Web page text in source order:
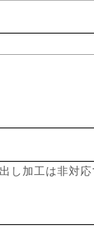
し加工は非対応